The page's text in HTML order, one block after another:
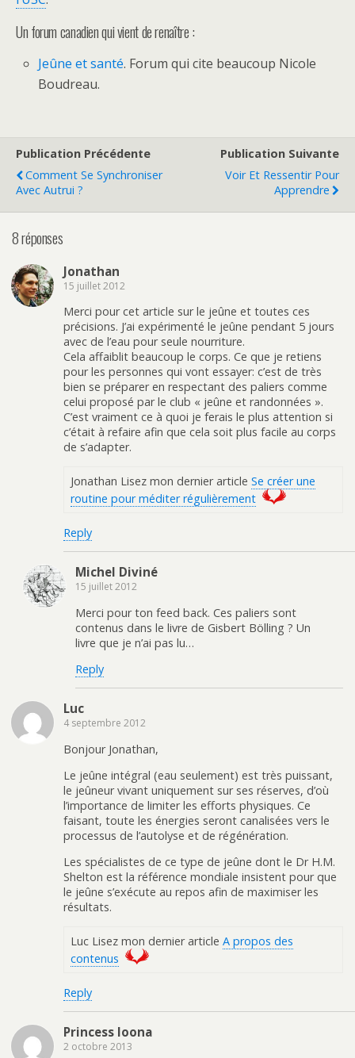
Un forum canadien qui vient de renaître :
Jeûne et santé. Forum qui cite beaucoup Nicole
Boudreau.
Publication Précédente
Comment Se Synchroniser
Avec Autrui ?
Publication Suivante
Voir Et Ressentir Pour
Apprendre
8 réponses
Jonathan
15 juillet 2012
Merci pour cet article sur le jeûne et toutes ces
précisions. J’ai expérimenté le jeûne pendant 5 jours
avec de l’eau pour seule nourriture.
Cela affaiblit beaucoup le corps. Ce que je retiens
pour les personnes qui vont essayer: c’est de très
bien se préparer en respectant des paliers comme
celui proposé par le club « jeûne et randonnées ».
C’est vraiment ce à quoi je ferais le plus attention si
c’était à refaire afin que cela soit plus facile au corps
de s’adapter.
Jonathan Lisez mon dernier article Se créer une
routine pour méditer régulièrement
Reply
Michel Diviné
15 juillet 2012
Merci pour ton feed back. Ces paliers sont
contenus dans le livre de Gisbert Bölling ? Un
livre que je n’ai pas lu…
Reply
Luc
4 septembre 2012
Bonjour Jonathan,
Le jeûne intégral (eau seulement) est très puissant,
le jeûneur vivant uniquement sur ses réserves, d’où
l’importance de limiter les efforts physiques. Ce
faisant, toute les énergies seront canalisées vers le
processus de l’autolyse et de régénération.
Les spécialistes de ce type de jeûne dont le Dr H.M.
Shelton est la référence mondiale insistent pour que
le jeûne s’exécute au repos afin de maximiser les
résultats.
Luc Lisez mon dernier article A propos des
contenus
Reply
Princess loona
2 octobre 2013